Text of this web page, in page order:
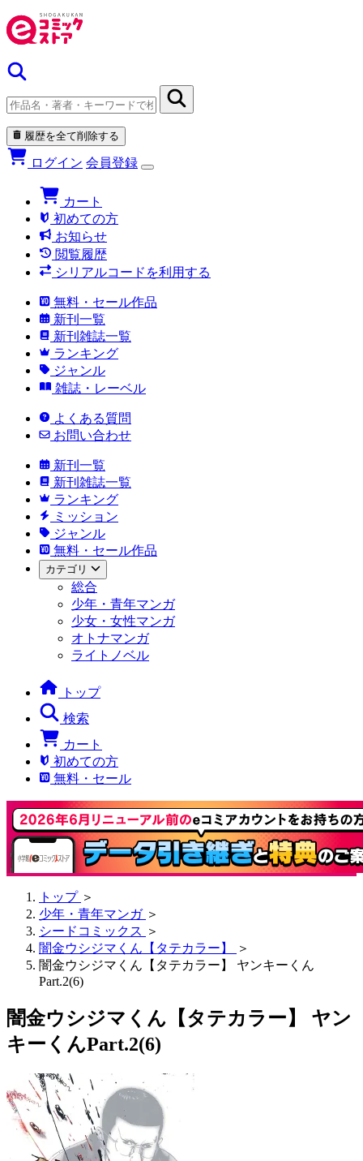
履歴を全て削除する
ログイン 会員登録
カート
初めての方
お知らせ
閲覧履歴
シリアルコードを利用する
無料・セール作品
新刊一覧
新刊雑誌一覧
ランキング
ジャンル
雑誌・レーベル
よくある質問
お問い合わせ
新刊一覧
新刊雑誌一覧
ランキング
ミッション
ジャンル
無料・セール作品
カテゴリ
総合
少年・青年マンガ
少女・女性マンガ
オトナマンガ
ライトノベル
トップ
検索
カート
初めての方
無料・セール
トップ ＞
少年・青年マンガ ＞
シードコミックス ＞
闇金ウシジマくん【タテカラー】
＞
闇金ウシジマくん【タテカラー】 ヤンキーくん
Part.2(6)
闇金ウシジマくん【タテカラー】 ヤン
キーくんPart.2(6)